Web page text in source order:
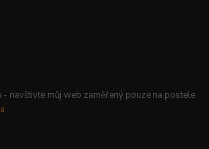
- navštivte můj web zaměřený pouze na postele